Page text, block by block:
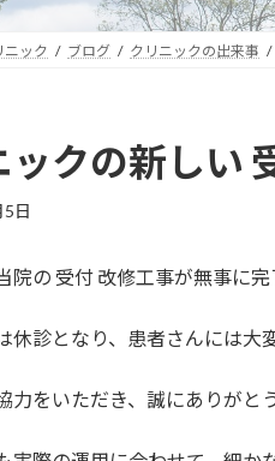
ニック ブログ クリニックの出来事
ックの新しい
日
院の 受付 改修工事が無事に完
休診となり、患者さんには大
力をいただき、誠にありがと